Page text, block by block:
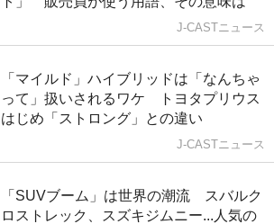
J-CASTニュース
「マイルド」ハイブリッドは「なんちゃ
って」扱いされるワケ トヨタプリウス
はじめ「ストロング」との違い
J-CASTニュース
「SUVブーム」は世界の潮流 スバルク
ロストレック、スズキジムニー...人気の